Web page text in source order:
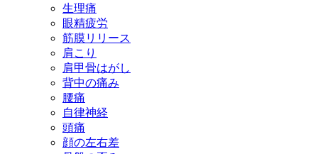
生理痛
眼精疲労
筋膜リリース
肩こり
肩甲骨はがし
背中の痛み
腰痛
自律神経
頭痛
顔の左右差